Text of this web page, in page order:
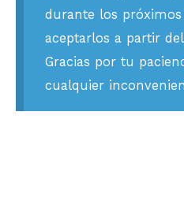
durante los próximos
aceptarlos a partir
Gracias por tu
cualquier